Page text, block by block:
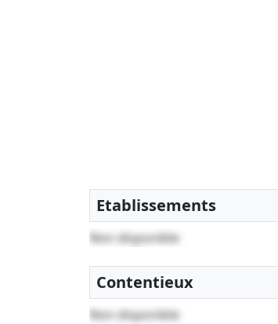
Etablissements
Non disponible
Contentieux
Non disponible